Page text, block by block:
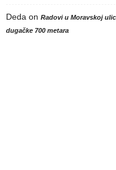
Deda on Radovi u Moravskoj
dugačke 700 metara